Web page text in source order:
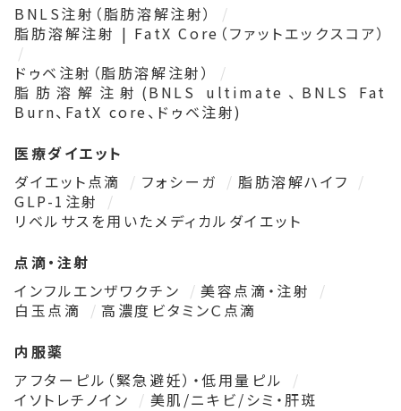
BNLS注射（脂肪溶解注射）
脂肪溶解注射 | FatX Core（ファットエックスコア）
ドゥベ注射（脂肪溶解注射）
脂肪溶解注射(BNLS ultimate、BNLS Fat
Burn、FatX core、ドゥベ注射)
医療ダイエット
ダイエット点滴
フォシーガ
脂肪溶解ハイフ
GLP-1注射
リベルサスを用いたメディカルダイエット
点滴・注射
インフルエンザワクチン
美容点滴・注射
白玉点滴
高濃度ビタミンＣ点滴
内服薬
アフターピル（緊急避妊）・低用量ピル
イソトレチノイン
美肌/ニキビ/シミ・肝斑